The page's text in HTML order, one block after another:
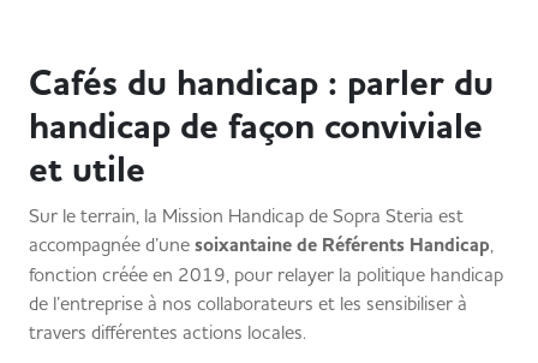
Cafés du handicap : parler du
handicap de façon conviviale
et utile
Sur le terrain, la Mission Handicap de Sopra Steria est
accompagnée d’une soixantaine de Référents Handicap,
fonction créée en 2019, pour relayer la politique handicap
de l’entreprise à nos collaborateurs et les sensibiliser à
travers différentes actions locales.